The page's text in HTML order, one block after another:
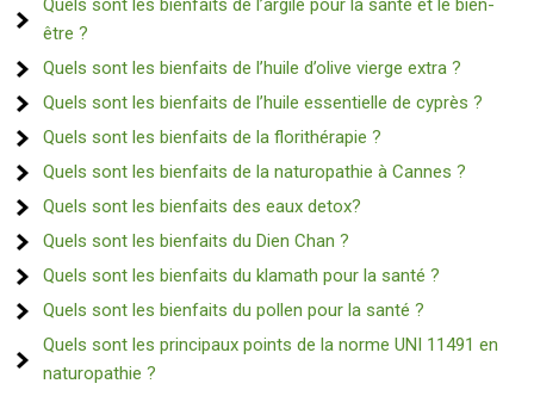
Quels sont les bienfaits de l’argile pour la santé et le bien-
être ?
Quels sont les bienfaits de l’huile d’olive vierge extra ?
Quels sont les bienfaits de l’huile essentielle de cyprès ?
Quels sont les bienfaits de la florithérapie ?
Quels sont les bienfaits de la naturopathie à Cannes ?
Quels sont les bienfaits des eaux detox?
Quels sont les bienfaits du Dien Chan ?
Quels sont les bienfaits du klamath pour la santé ?
Quels sont les bienfaits du pollen pour la santé ?
Quels sont les principaux points de la norme UNI 11491 en
naturopathie ?